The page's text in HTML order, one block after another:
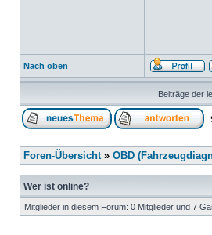
Nach oben
Beiträge der
Foren-Übersicht» OBD
Wer ist online?
Mitglieder in diesem Forum: 0 Mitglieder und 7